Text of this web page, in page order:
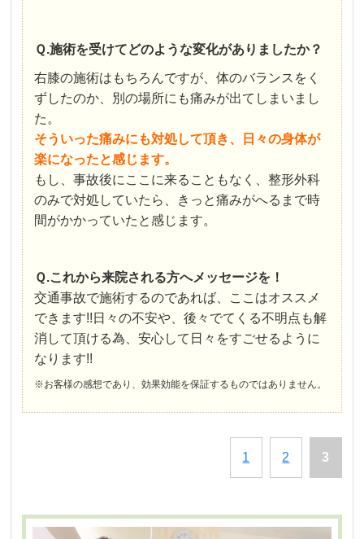
Ｑ.施術を受けてどのような変化がありましたか？
右膝の施術はもちろんですが、体のバランスをく
ずしたのか、別の場所にも痛みが出てしまいまし
た。
そういった痛みにも対処して頂き、日々の身体が
楽になったと感じます。
もし、事故後にここに来ることもなく、整形外科
のみで対処していたら、きっと痛みがへるまで時
間がかかっていたと感じます。
Ｑ.これから来院される方へメッセージを！
交通事故で施術するのであれば、ここはオススメ
できます!!日々の不安や、後々でてくる不明点も解
消して頂ける為、安心して日々をすごせるように
なります!!
※お客様の感想であり、効果効能を保証するものではありません。
1 2 3